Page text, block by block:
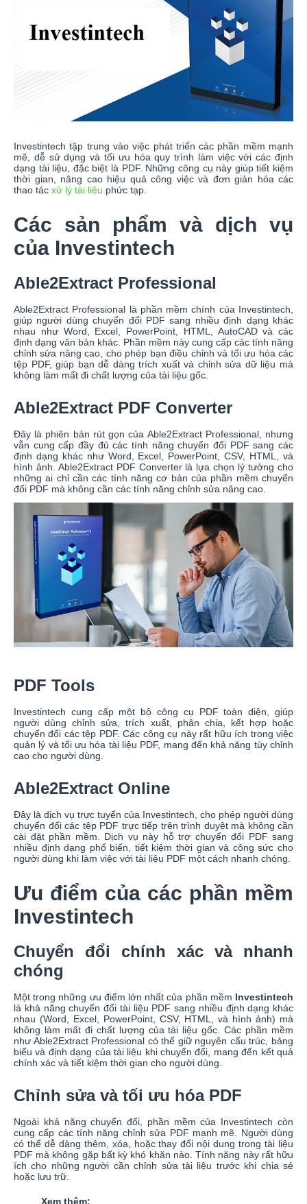
Investintech tập trung vào việc phát triển các phần mềm mạnh
mẽ, dễ sử dụng và tối ưu hóa quy trình làm việc với các định
dạng tài liệu, đặc biệt là PDF. Những công cụ này giúp tiết kiệm
thời gian, nâng cao hiệu quả công việc và đơn giản hóa các
thao tác xử lý tài liệu phức tạp.
Các sản phẩm và dịch vụ
của Investintech
Able2Extract Professional
Able2Extract Professional là phần mềm chính của Investintech,
giúp người dùng chuyển đổi PDF sang nhiều định dạng khác
nhau như Word, Excel, PowerPoint, HTML, AutoCAD và các
định dạng văn bản khác. Phần mềm này cung cấp các tính năng
chỉnh sửa nâng cao, cho phép bạn điều chỉnh và tối ưu hóa các
tệp PDF, giúp bạn dễ dàng trích xuất và chỉnh sửa dữ liệu mà
không làm mất đi chất lượng của tài liệu gốc.
Able2Extract PDF Converter
Đây là phiên bản rút gọn của Able2Extract Professional, nhưng
vẫn cung cấp đầy đủ các tính năng chuyển đổi PDF sang các
định dạng khác như Word, Excel, PowerPoint, CSV, HTML, và
hình ảnh. Able2Extract PDF Converter là lựa chọn lý tưởng cho
những ai chỉ cần các tính năng cơ bản của phần mềm chuyển
đổi PDF mà không cần các tính năng chỉnh sửa nâng cao.
PDF Tools
Investintech cung cấp một bộ công cụ PDF toàn diện, giúp
người dùng chỉnh sửa, trích xuất, phân chia, kết hợp hoặc
chuyển đổi các tệp PDF. Các công cụ này rất hữu ích trong việc
quản lý và tối ưu hóa tài liệu PDF, mang đến khả năng tùy chỉnh
cao cho người dùng.
Able2Extract Online
Đây là dịch vụ trực tuyến của Investintech, cho phép người dùng
chuyển đổi các tệp PDF trực tiếp trên trình duyệt mà không cần
cài đặt phần mềm. Dịch vụ này hỗ trợ chuyển đổi PDF sang
nhiều định dạng phổ biến, tiết kiệm thời gian và công sức cho
người dùng khi làm việc với tài liệu PDF một cách nhanh chóng.
Ưu điểm của các phần mềm
Investintech
Chuyển đổi chính xác và nhanh
chóng
Một trong những ưu điểm lớn nhất của phần mềm Investintech
là khả năng chuyển đổi tài liệu PDF sang nhiều định dạng khác
nhau (Word, Excel, PowerPoint, CSV, HTML, và hình ảnh) mà
không làm mất đi chất lượng của tài liệu gốc. Các phần mềm
như Able2Extract Professional có thể giữ nguyên cấu trúc, bảng
biểu và định dạng của tài liệu khi chuyển đổi, mang đến kết quả
chính xác và tiết kiệm thời gian cho người dùng.
Chỉnh sửa và tối ưu hóa PDF
Ngoài khả năng chuyển đổi, phần mềm của Investintech còn
cung cấp các tính năng chỉnh sửa PDF mạnh mẽ. Người dùng
có thể dễ dàng thêm, xóa, hoặc thay đổi nội dung trong tài liệu
PDF mà không gặp bất kỳ khó khăn nào. Tính năng này rất hữu
ích cho những người cần chỉnh sửa tài liệu trước khi chia sẻ
hoặc lưu trữ.
Xem thêm: